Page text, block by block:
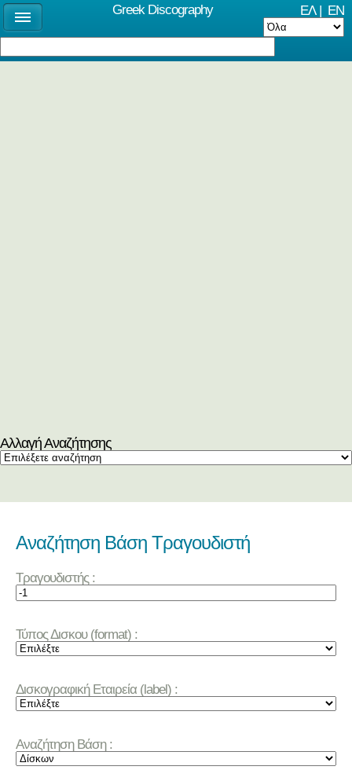
ΕΛ| EN
Αλλαγή Αναζήτησης
Αναζήτηση Βάση Τραγουδιστή
Τραγουδιστής :
Τύπος Δισκου (format) :
Δισκογραφική Εταιρεία (label) :
Αναζήτηση Βάση :
Greek Discography